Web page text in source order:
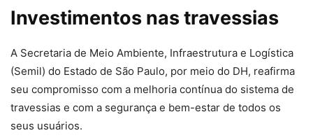
Investimentos nas travessias
A Secretaria de Meio Ambiente, Infraestrutura e Logística
(Semil) do Estado de São Paulo, por meio do DH, reafirma
seu compromisso com a melhoria contínua do sistema de
travessias e com a segurança e bem-estar de todos os
seus usuários.